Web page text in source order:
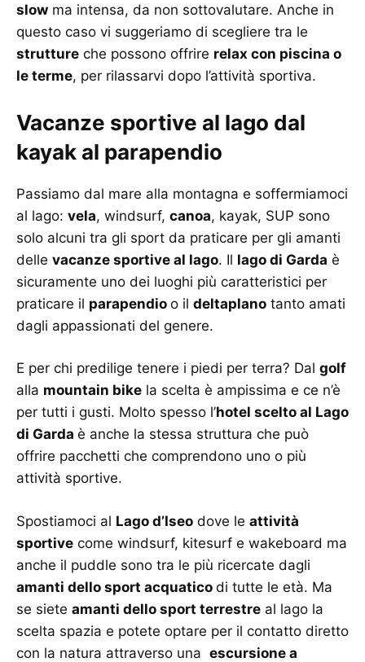
slow ma intensa, da non sottovalutare. Anche in
questo caso vi suggeriamo di scegliere tra le
strutture che possono offrire relax con piscina o
le terme, per rilassarvi dopo l’attività sportiva.
Vacanze sportive al lago dal
kayak al parapendio
Passiamo dal mare alla montagna e soffermiamoci
al lago: vela, windsurf, canoa, kayak, SUP sono
solo alcuni tra gli sport da praticare per gli amanti
delle vacanze sportive al lago. Il lago di Garda è
sicuramente uno dei luoghi più caratteristici per
praticare il parapendio o il deltaplano tanto amati
dagli appassionati del genere.
E per chi predilige tenere i piedi per terra? Dal golf
alla mountain bike la scelta è ampissima e ce n’è
per tutti i gusti. Molto spesso l’hotel scelto al Lago
di Garda è anche la stessa struttura che può
offrire pacchetti che comprendono uno o più
attività sportive.
Spostiamoci al Lago d’Iseo dove le attività
sportive come windsurf, kitesurf e wakeboard ma
anche il puddle sono tra le più ricercate dagli
amanti dello sport acquatico di tutte le età. Ma
se siete amanti dello sport terrestre al lago la
scelta spazia e potete optare per il contatto diretto
con la natura attraverso una escursione a